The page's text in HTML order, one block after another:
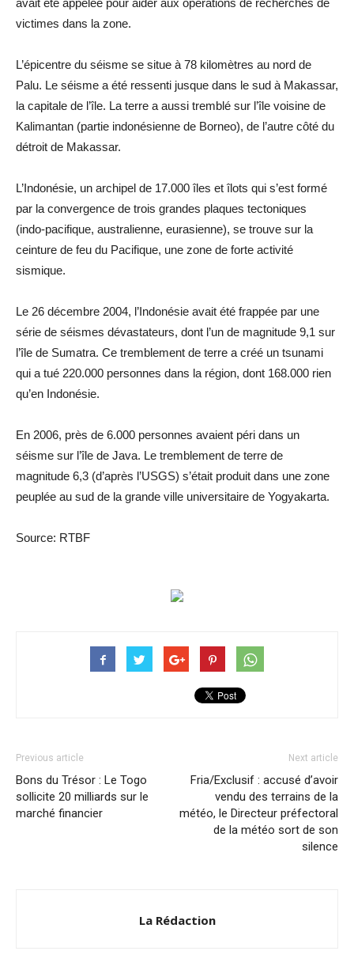
victimes dans la zone.
L’épicentre du séisme se situe à 78 kilomètres au nord de
Palu. Le séisme a été ressenti jusque dans le sud à Makassar,
la capitale de l’île. La terre a aussi tremblé sur l’île voisine de
Kalimantan (partie indonésienne de Borneo), de l’autre côté du
détroit de Makassar.
L’Indonésie, un archipel de 17.000 îles et îlots qui s’est formé
par la convergence de trois grandes plaques tectoniques
(indo-pacifique, australienne, eurasienne), se trouve sur la
ceinture de feu du Pacifique, une zone de forte activité
sismique.
Le 26 décembre 2004, l’Indonésie avait été frappée par une
série de séismes dévastateurs, dont l’un de magnitude 9,1 sur
l’île de Sumatra. Ce tremblement de terre a créé un tsunami
qui a tué 220.000 personnes dans la région, dont 168.000 rien
qu’en Indonésie.
En 2006, près de 6.000 personnes avaient péri dans un
séisme sur l’île de Java. Le tremblement de terre de
magnitude 6,3 (d’après l’USGS) s’était produit dans une zone
peuplée au sud de la grande ville universitaire de Yogyakarta.
Source: RTBF
Previous article
Bons du Trésor : Le Togo
sollicite 20 milliards sur le
marché financier
Next article
Fria/Exclusif : accusé d’avoir
vendu des terrains de la
météo, le Directeur préfectoral
de la météo sort de son
silence
La Rédaction